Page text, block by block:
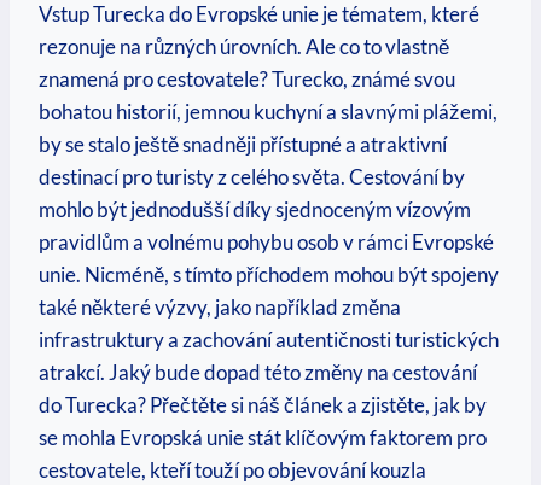
Vstup Turecka do Evropské unie je tématem, které
rezonuje na různých úrovních. Ale co to vlastně
znamená pro cestovatele? Turecko, známé svou
bohatou historií, jemnou kuchyní a slavnými plážemi,
by se stalo ještě snadněji přístupné a atraktivní
destinací pro turisty z celého světa. Cestování by
mohlo být jednodušší díky sjednoceným vízovým
pravidlům a volnému pohybu osob v rámci Evropské
unie. Nicméně, s tímto příchodem mohou být spojeny
také některé výzvy, jako například změna
infrastruktury a zachování autentičnosti turistických
atrakcí. Jaký bude dopad této změny na cestování
do Turecka? Přečtěte si náš článek a zjistěte, jak by
se mohla Evropská unie stát klíčovým faktorem pro
cestovatele, kteří touží po objevování kouzla